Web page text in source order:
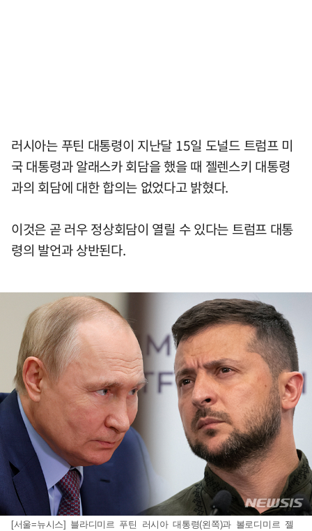
러시아는 푸틴 대통령이 지난달 15일 도널드 트럼프 미
국 대통령과 알래스카 회담을 했을 때 젤렌스키 대통령
과의 회담에 대한 합의는 없었다고 밝혔다.
이것은 곧 러우 정상회담이 열릴 수 있다는 트럼프 대통
령의 발언과 상반된다.
[서울=뉴시스] 블라디미르 푸틴 러시아 대통령(왼쪽)과 볼로디미르 젤